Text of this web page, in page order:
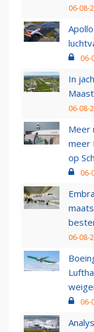
06-08-
06-
In
06-08-
Meer
meer
op
06-
06-08-
06-